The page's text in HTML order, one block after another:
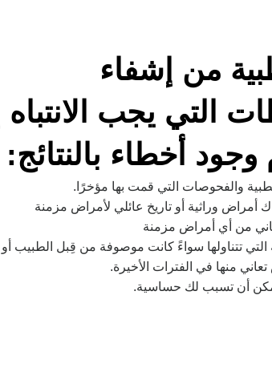
من إشفاء
التي يجب
أخطاء بالنتائج:
والفحوصات التي قمت بها مؤخرًا.
أمراض وراثية أو تاريخ عائلي لأمراض مزمنة
من أي أمراض مزمنة
التي تتناولها سواءً كانت موصوفة من قِبل الطبيب
منها في الفترات الأخيرة.
يمكن أن تسبب لك حساسية.